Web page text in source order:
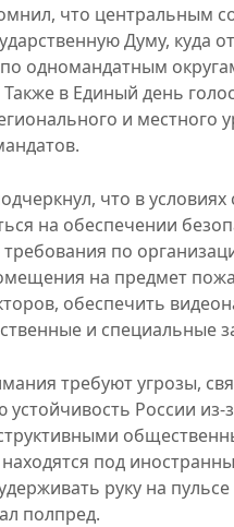
что центральным
Думу, куда
по одномандатным
в Единый день
и местного
что в
на обеспечении
требования по
на предмет
обеспечить
и специальные
требуют угрозы,
устойчивость России
под
руку на
полпред.